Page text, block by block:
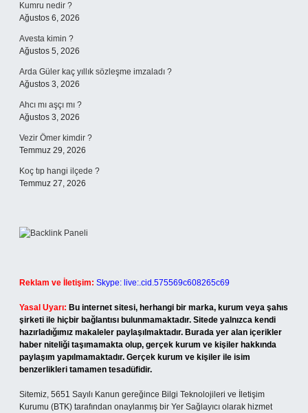
Kumru nedir ?
Ağustos 6, 2026
Avesta kimin ?
Ağustos 5, 2026
Arda Güler kaç yıllık sözleşme imzaladı ?
Ağustos 3, 2026
Ahcı mı aşçı mı ?
Ağustos 3, 2026
Vezir Ömer kimdir ?
Temmuz 29, 2026
Koç tıp hangi ilçede ?
Temmuz 27, 2026
Reklam ve İletişim: Skype: live:.cid.575569c608265c69
Yasal Uyarı: Bu internet sitesi, herhangi bir marka, kurum veya şahıs
şirketi ile hiçbir bağlantısı bulunmamaktadır. Sitede yalnızca kendi
hazırladığımız makaleler paylaşılmaktadır. Burada yer alan içerikler
haber niteliği taşımamakta olup, gerçek kurum ve kişiler hakkında
paylaşım yapılmamaktadır. Gerçek kurum ve kişiler ile isim
benzerlikleri tamamen tesadüfidir.
Sitemiz, 5651 Sayılı Kanun gereğince Bilgi Teknolojileri ve İletişim
Kurumu (BTK) tarafından onaylanmış bir Yer Sağlayıcı olarak hizmet